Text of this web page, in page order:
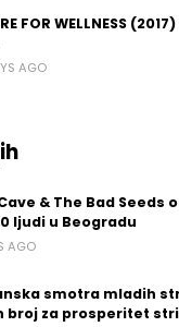
FOR WELLNESS
AGO
& The Bad Seeds
ljudi u Beogradu
AGO
smotra mladih
broj za prosperitet